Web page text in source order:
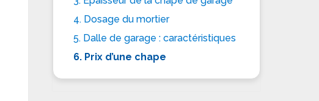
4. Dosage du mortier
5. Dalle de garage : caractéristiques
6. Prix d’une chape